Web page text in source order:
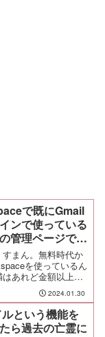
で既にGmail
ンで使っている
管理ページで
する」と表示さ
対処法
まん。無料時代か
を使っているん
あれど金額以上の
サービスだ。ファ
めないところだけな
うことで、タイト
2024.01.30
という機能を
ら過去の亡霊に